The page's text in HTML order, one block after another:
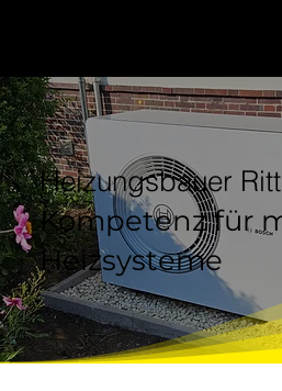
Heizungsbauer
Kompetenz für
Heizsysteme